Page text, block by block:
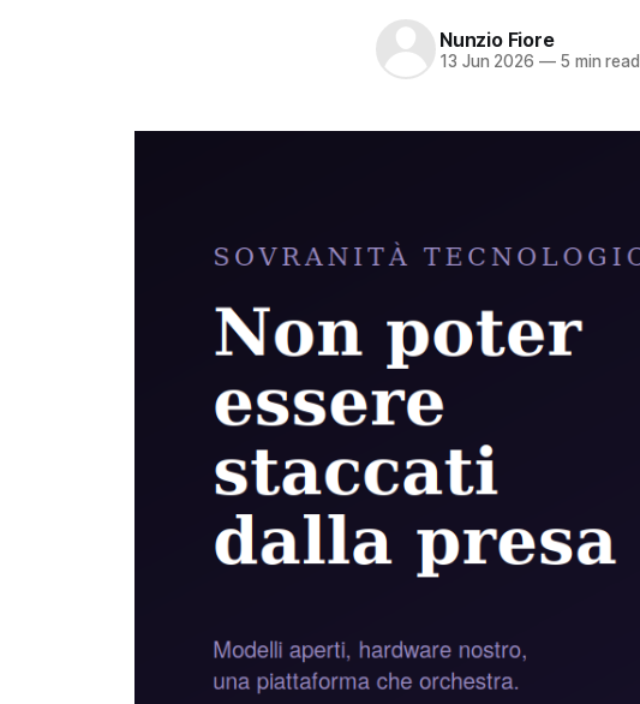
Nunzio Fiore
13 Jun 2026 —5 min read